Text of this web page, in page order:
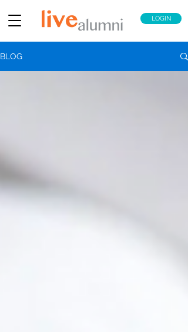
LOGIN
BLOG